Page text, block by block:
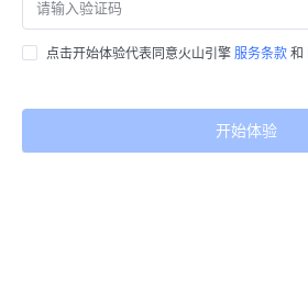
点击开始体验代表同意火山引擎 服务条款 和
开始体验